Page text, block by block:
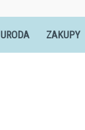
ZAKUPY